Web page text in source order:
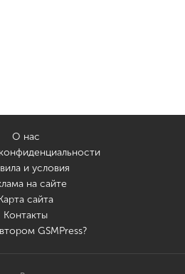
О нас
и условия
на сайте
сайта
Контакты
GSMPress?